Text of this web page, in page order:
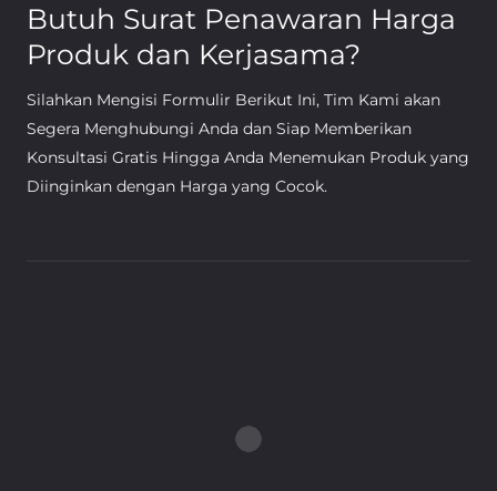
Butuh Surat Penawaran Harga
Produk dan Kerjasama?
Silahkan Mengisi Formulir Berikut Ini, Tim Kami akan
Segera Menghubungi Anda dan Siap Memberikan
Konsultasi Gratis Hingga Anda Menemukan Produk yang
Diinginkan dengan Harga yang Cocok.